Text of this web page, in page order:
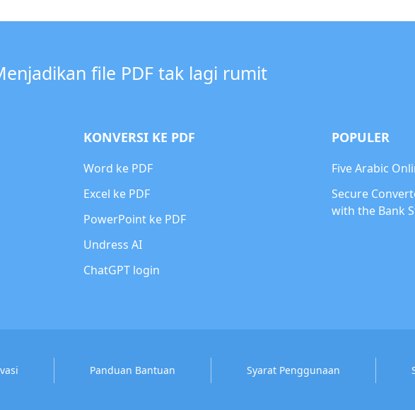
file PDF tak lagi rumit
KONVERSI KE PDF
Word ke PDF
Excel ke PDF
PowerPoint ke PDF
Undress AI
ChatGPT login
POPULER
Five Arabic
Secure
with the Bank
Panduan Bantuan Syarat Penggunaan